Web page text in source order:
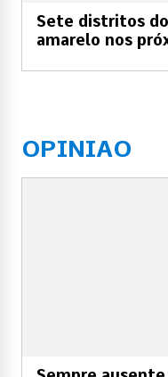
Sete distritos
amarelo nos
OPINIAO